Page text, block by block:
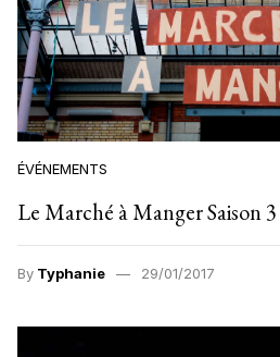
ÉVÉNEMENTS
Le Marché à Manger Saison 3
By Typhanie 29/01/2017